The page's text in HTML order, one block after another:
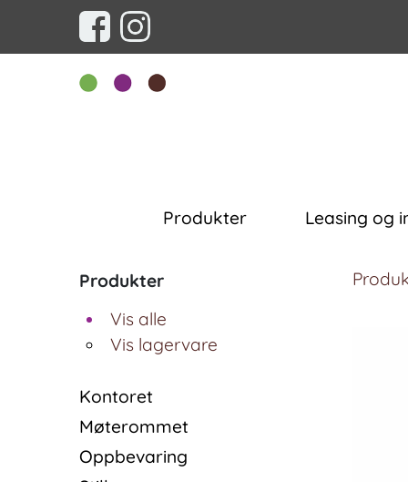
Produkter Leasing og
Produkter
Vis alle
Vis lagervare
Kontoret
Møterommet
Oppbevaring